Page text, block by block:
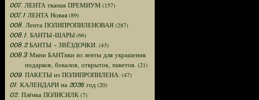
007. ЛЕНТА тканая ПРЕМИУМ (157)
007.1 ЛЕНТА Новая(89)
008. Лента ПОЛИПРОПИЛЕНОВАЯ (287)
008.1. БАНТЫ-ШАРЫ(66)
008.2 БАНТЫ - ЗВЁЗДОЧКИ. (43)
008.3 Мини БАНТики из ленты для украшения
подарков, бокалов, открыток, пакетов. (21)
009. ПАКЕТЫ из ПОЛИПРОПИЛЕНА:(47)
01. КАЛЕНДАРИ на 2026 год (20)
02. Плёнка ПОЛИСИЛК(7)